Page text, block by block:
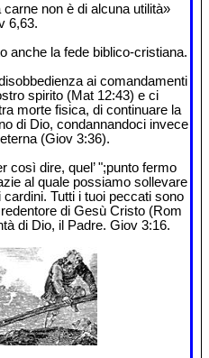
non è di alcuna utilità»
6,63.
anche la fede biblico-cristiana.
ai comandamenti
spirito (Mat 12:43) e ci
morte fisica, di continuare la
di Dio, condannandoci invece
(Giov 3:36).
così dire, quel’ ";punto fermo
al quale possiamo sollevare
Tutti i tuoi peccati sono
di Gesù Cristo (Rom
di Dio, il Padre. Giov 3:16.